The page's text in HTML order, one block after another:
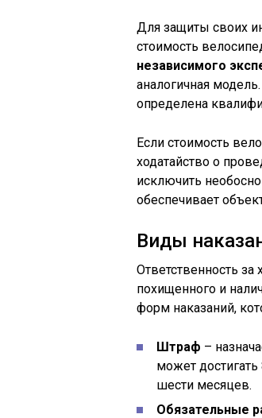
Для защиты своих
стоимость
независимого
аналогичная
определена
Если стоимость
ходатайство о
исключить
обеспечивает
Виды
Ответственность за
похищенного и
форм наказаний,
Штраф –
может
шести месяцев.
Обязательные